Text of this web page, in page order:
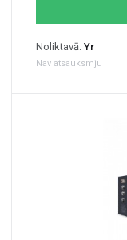
Noliktavā: Yr
Nav atsauksmju